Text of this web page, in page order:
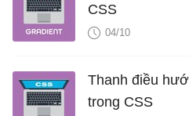
CSS
04/10
Thanh điều
trong CSS